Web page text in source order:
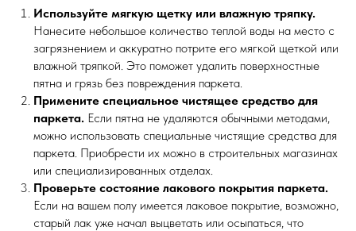
Используйте мягкую щетку или влажную тряпку.
Нанесите небольшое количество теплой воды на место с
загрязнением и аккуратно потрите его мягкой щеткой или
влажной тряпкой. Это поможет удалить поверхностные
пятна и грязь без повреждения паркета.
Примените специальное чистящее средство для
паркета. Если пятна не удаляются обычными методами,
можно использовать специальные чистящие средства для
паркета. Приобрести их можно в строительных магазинах
или специализированных отделах.
Проверьте состояние лакового покрытия паркета.
Если на вашем полу имеется лаковое покрытие, возможно,
старый лак уже начал выцветать или осыпаться, что